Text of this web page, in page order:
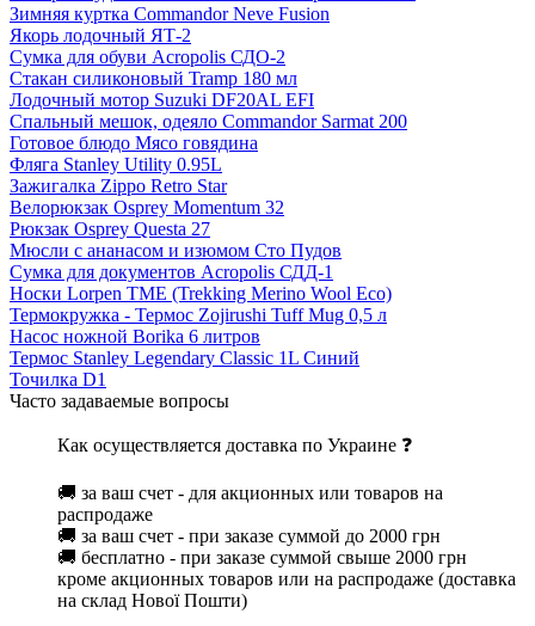
Зимняя куртка Commandor Neve Fusion
Якорь лодочный ЯТ-2
Сумка для обуви Acropolis СДО-2
Стакан силиконовый Tramp 180 мл
Лодочный мотор Suzuki DF20AL EFI
Спальный мешок, одеяло Commandor Sarmat 200
Готовое блюдо Мясо говядина
Фляга Stanley Utility 0.95L
Зажигалка Zippo Retro Star
Велорюкзак Osprey Momentum 32
Рюкзак Osprey Questa 27
Мюсли с ананасом и изюмом Сто Пудов
Сумка для документов Acropolis СДД-1
Носки Lorpen TME (Trekking Merino Wool Eco)
Термокружка - Термос Zojirushi Tuff Mug 0,5 л
Насос ножной Borika 6 литров
Термос Stanley Legendary Classic 1L Синий
Точилка D1
Часто задаваемые вопросы
Как осуществляется доставка по Украине ❓
🚚 за ваш счет - для акционных или товаров на
распродаже
🚚 за ваш счет - при заказе суммой до 2000 грн
🚚 бесплатно - при заказе суммой свыше 2000 грн
кроме акционных товаров или на распродаже (доставка
на склад Нової Пошти)